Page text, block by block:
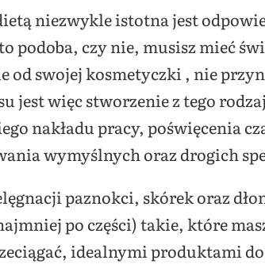
niezwykle istotna jest
podoba, czy nie, musisz mieć
od swojej kosmetyczki , nie
jest więc stworzenie z tego
nakładu pracy, poświęcenia
wymyślnych oraz drogich
paznokci, skórek oraz
po części) takie, które
idealnymi produktami